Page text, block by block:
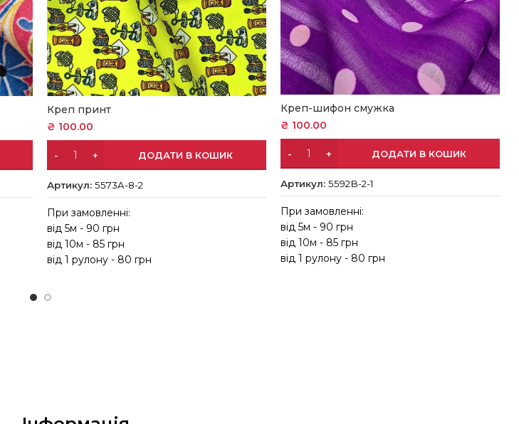
Креп принт
₴ 100.00
ДОДАТИ В КОШИК
Артикул:5573A-8-2
При замовленні:
від 5м - 90 грн
від 10м - 85 грн
від 1 рулону - 80 грн
Креп-шифон смужка
₴ 100.00
ДОДАТИ В КОШИК
Артикул:5592В-2-1
При замовленні:
від 5м - 90 грн
від 10м - 85 грн
від 1 рулону - 80 грн